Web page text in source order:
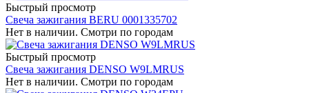
Быстрый просмотр
Свеча зажигания BERU 0001335702
Нет в наличии. Смотри по городам
Быстрый просмотр
Свеча зажигания DENSO W9LMRUS
Нет в наличии. Смотри по городам